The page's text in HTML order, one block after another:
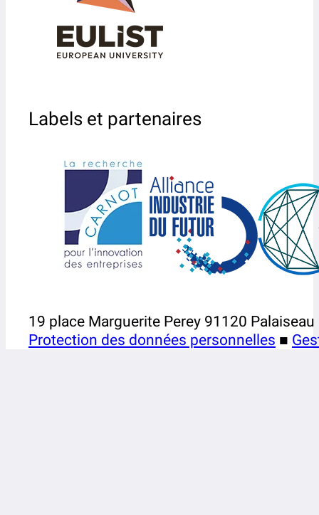
Labels et partenaires
19 place Marguerite Perey 91120
Protection des données personnelles ■